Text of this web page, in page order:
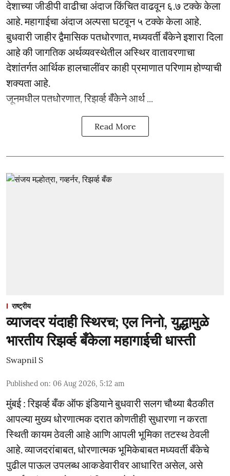
देशाच्या जीडीपी वाढीचा अंदाज किंचित वाढवून ६.७ टक्के केला
आहे. महागाईचा अंदाज अल्पसा घटवून ५ टक्के केला आहे.
बुधवारी जाहीर द्वैमासिक पतधोरणात, मध्यवर्ती बँकेने इशारा दिला
आहे की जागतिक अर्थव्यवस्थेतील अस्थिर वातावरणाचा
देशांतर्गत आर्थिक हालचालींवर काही प्रमाणात परिणाम होण्याची
शक्यता आहे.
जूनमधील पतधोरणात, रिझर्व्ह बँकेने आर्थ ...
Read More
राष्ट्रीय
व्याजदर यंदाही स्थिरच; एल निनो, युद्धामुळे
भारतीय रिझर्व्ह बँकेला महागाईची धास्ती
Swapnil S
Published on: 06 Aug 2026, 5:12 am
मुंबई : रिझर्व्ह बँक ऑफ इंडियाने बुधवारी सलग चौथ्या बैठकीत
आपल्या मुख्य धोरणात्मक दरात कोणतीही सुधारणा न करता
स्थिती कायम ठेवली आहे आणि आपली भूमिका तटस्थ ठेवली
आहे. व्याजदरांबाबत, धोरणात्मक भूमिकेबाबत मध्यवर्ती बँकेचे
पुढील पाऊल उपलब्ध आकडेवारीवर आधारित असेल, असे